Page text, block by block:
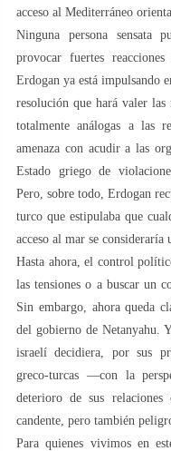
acceso al Mediterráneo
Ninguna persona sensata
provocar fuertes
Erdogan ya está impulsando
resolución que hará valer
totalmente análogas a las
amenaza con acudir a las
Estado griego de
Pero, sobre todo, Erdogan
turco que estipulaba que
acceso al mar se consideraría
Hasta ahora, el control
las tensiones o a buscar un
Sin embargo, ahora queda
del gobierno de Netanyahu.
israelí decidiera, por sus
greco-turcas —con la
deterioro de sus
candente, pero también
Para quienes vivimos en